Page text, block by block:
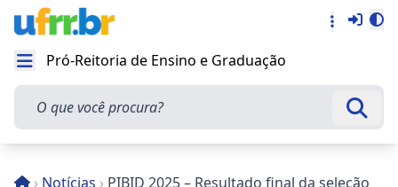
Abrir menu
Pró-Reitoria de Ensino e Graduação
O que você procura?
› Notícias › PIBID 2025 – Resultado final da seleção